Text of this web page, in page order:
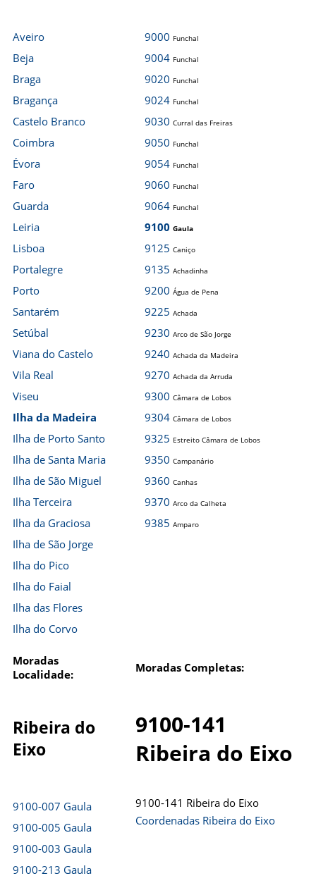
Aveiro
Beja
Braga
Bragança
Castelo Branco
Coimbra
Évora
Faro
Guarda
Leiria
Lisboa
Portalegre
Porto
Santarém
Setúbal
Viana do Castelo
Vila Real
Viseu
Ilha da Madeira
Ilha de Porto Santo
Ilha de Santa Maria
Ilha de São Miguel
Ilha Terceira
Ilha da Graciosa
Ilha de São Jorge
Ilha do Pico
Ilha do Faial
Ilha das Flores
Ilha do Corvo
9000 Funchal
9004 Funchal
9020 Funchal
9024 Funchal
9030 Curral das Freiras
9050 Funchal
9054 Funchal
9060 Funchal
9064 Funchal
9100 Gaula
9125 Caniço
9135 Achadinha
9200 Água de Pena
9225 Achada
9230 Arco de São Jorge
9240 Achada da Madeira
9270 Achada da Arruda
9300 Câmara de Lobos
9304 Câmara de Lobos
9325 Estreito Câmara de Lobos
9350 Campanário
9360 Canhas
9370 Arco da Calheta
9385 Amparo
Moradas
Localidade:
Moradas Completas:
Ribeira do
Eixo
9100-141
Ribeira do Eixo
9100-007 Gaula
9100-005 Gaula
9100-003 Gaula
9100-213 Gaula
9100-141 Ribeira do Eixo
Coordenadas Ribeira do Eixo